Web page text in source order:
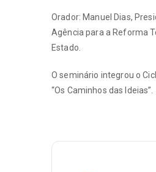
Orador: Manuel Dias,
Agência para a Reforma
Estado.
O seminário integrou o
“Os Caminhos das Ideias”.